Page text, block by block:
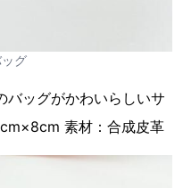
グ
バッグがかわいらしいサ
素材：合成皮革